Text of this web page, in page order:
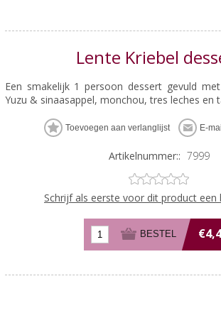
Lente Kriebel
Een smakelijk 1 persoon dessert gevuld
Yuzu & sinaasappel, monchou, tres leches en
Artikelnummer:: 7999
Schrijf als eerste voor dit product een